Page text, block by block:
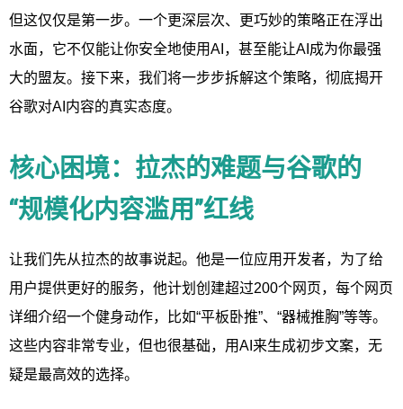
但这仅仅是第一步。一个更深层次、更巧妙的策略正在浮出
水面，它不仅能让你安全地使用AI，甚至能让AI成为你最强
大的盟友。接下来，我们将一步步拆解这个策略，彻底揭开
谷歌对AI内容的真实态度。
核心困境：拉杰的难题与谷歌的
“规模化内容滥用”红线
让我们先从拉杰的故事说起。他是一位应用开发者，为了给
用户提供更好的服务，他计划创建超过200个网页，每个网页
详细介绍一个健身动作，比如“平板卧推”、“器械推胸”等等。
这些内容非常专业，但也很基础，用AI来生成初步文案，无
疑是最高效的选择。